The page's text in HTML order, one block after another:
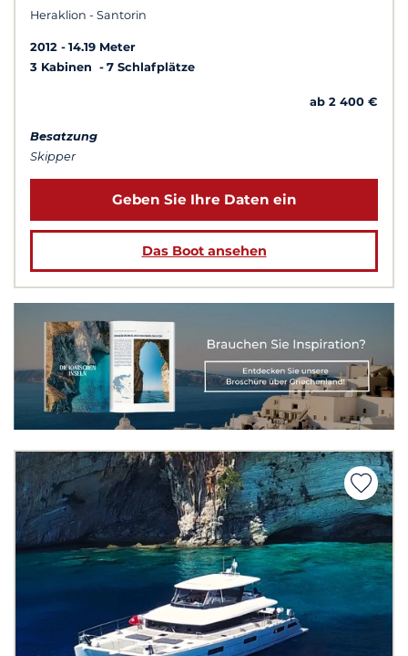
Heraklion - Santorin
2012
14.19 Meter
3 Kabinen
7 Schlafplätze
ab 2 400 €
Besatzung
Skipper
Geben Sie Ihre Daten ein
Das Boot ansehen